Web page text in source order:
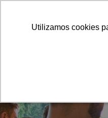
Utilizamos cookies
Utilizamos cookies